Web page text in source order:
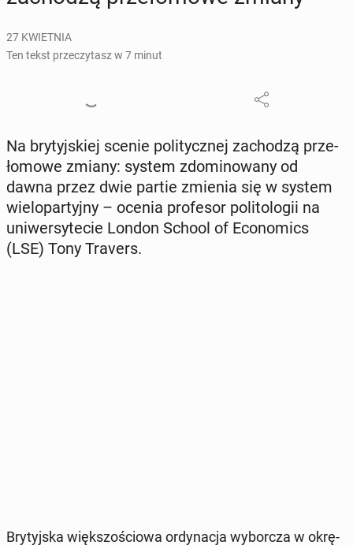
27 KWIETNIA
Ten tekst przeczytasz w 7 minut
Na bry­tyj­skiej scenie po­li­tycz­nej za­cho­dzą prze­
ło­mo­we zmiany: system zdo­mi­no­wa­ny od
dawna przez dwie partie zmienia się w system
wie­lo­par­tyj­ny – ocenia pro­fe­sor po­li­to­lo­gii na
uni­wer­sy­te­cie London School of Eco­no­mics
(LSE) Tony Travers.
Bry­tyj­ska więk­szo­ścio­wa or­dy­na­cja wy­bor­cza w okrę­